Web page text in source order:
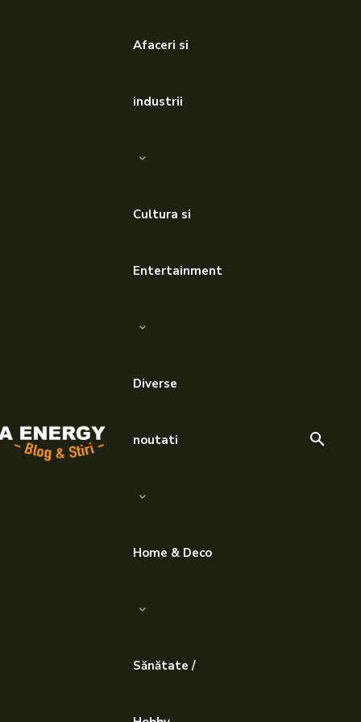
Afaceri si
industrii
Cultura si
Entertainment
Diverse
noutati
Home & Deco
Sănătate /